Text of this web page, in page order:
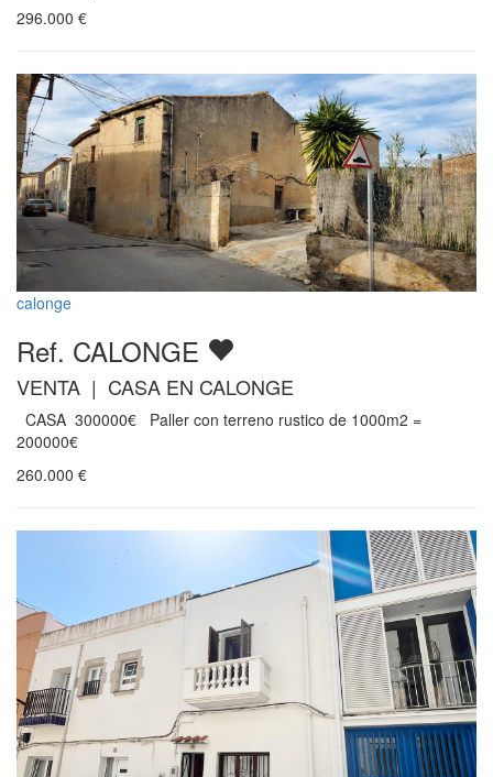
296.000 €
calonge
Ref. CALONGE
VENTA | CASA EN CALONGE
CASA 300000€ Paller con terreno rustico de 1000m2 =
200000€
260.000 €